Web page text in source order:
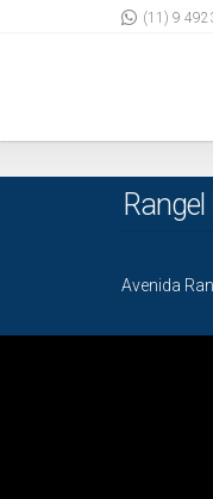
(11) 9
Avenida